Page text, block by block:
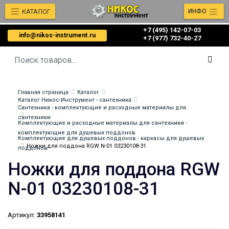
info@nikos-instrument.ru
+7 (495) 142-07-03
‎‎+7 (977) 732-40-27
КАТАЛОГ ИНФО
Главная страница
Каталог
Каталог Никос-Инструмент - сантехника
Сантехника - комплектующие и расходные материалы для
сантехники
Комплектующие и расходные материалы для сантехники -
комплектующие для душевых поддонов
Комплектующие для душевых поддонов - каркасы для душевых
поддонов
Ножки для поддона RGW N-01 03230108-31
Ножки для поддона RGW
N-01 03230108-31
Артикул: 33958141